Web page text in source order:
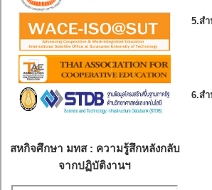
สหกิจศึกษา มทส : ความรู้สึกหลังกลับ
จากปฏิบัติงานฯ
5.ส
6.ส